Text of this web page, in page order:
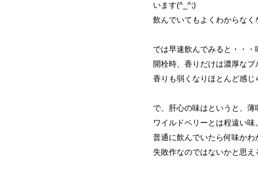
います(^_^;)
飲んでいてもよくわからなく
では早速飲んでみると・・
開栓時、香りだけは濃厚な
香りも弱くなりほとんど感じ
で、肝心の味はというと、薄
ワイルドベリーとは程遠い味
普通に飲んでいたら何味か
失敗作なのではないかと思え